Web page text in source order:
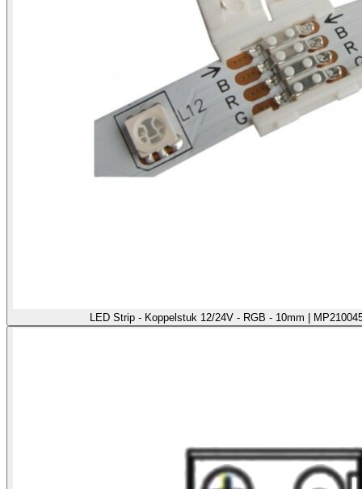
LED Strip - Koppelstuk 12/24V - RGB - 10mm |